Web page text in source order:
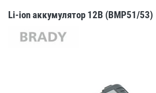
Li-ion аккумулятор 12В (BMP51/53)